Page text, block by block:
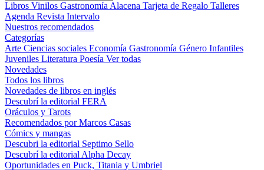
Libros Vinilos Gastronomía Alacena Tarjeta de Regalo Talleres
Agenda Revista Intervalo
Nuestros recomendados
Categorías
Arte Ciencias sociales Economía Gastronomía Género Infantiles
Juveniles Literatura Poesía Ver todas
Novedades
Todos los libros
Novedades de libros en inglés
Descubrí la editorial FERA
Oráculos y Tarots
Recomendados por Marcos Casas
Cómics y mangas
Descubri la editorial Septimo Sello
Descubrí la editorial Alpha Decay
Oportunidades en Puck, Titania y Umbriel